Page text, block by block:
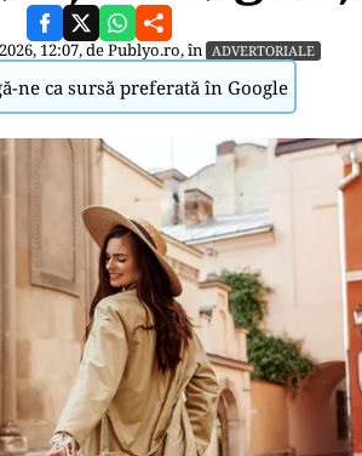
12:07, dePublyo.ro, în ADVERTORIALE
ne ca sursă preferată în Google